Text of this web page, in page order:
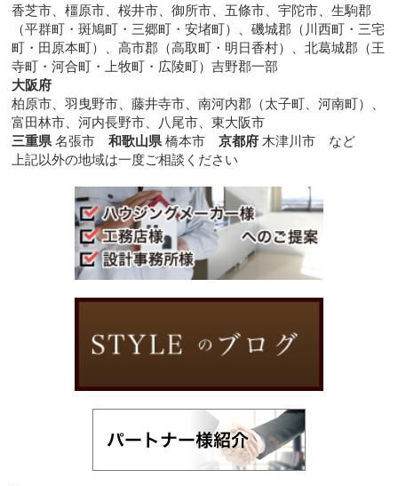
香芝市、橿原市、桜井市、御所市、五條市、宇陀市、生駒郡
（平群町・斑鳩町・三郷町・安堵町）、磯城郡（川西町・三宅
町・田原本町）、高市郡（高取町・明日香村）、北葛城郡（王
寺町・河合町・上牧町・広陵町）吉野郡一部
大阪府
柏原市、羽曳野市、藤井寺市、南河内郡（太子町、河南町）、
富田林市、河内長野市、八尾市、東大阪市
三重県 名張市和歌山県 橋本市京都府 木津川市 など
上記以外の地域は一度ご相談ください